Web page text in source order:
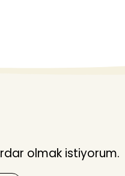
olmak istiyorum.